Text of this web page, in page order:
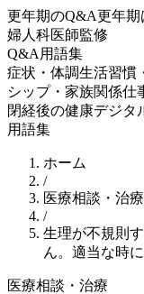
更年期のQ&A更年期
婦人科医師監修
Q&A 用語集
症状・体調生活習慣
シップ・家族関係仕
閉経後の健康デジタ
用語集
ホーム
/
医療相談・治療
/
生理が不規則
ん。適当な時
医療相談・治療